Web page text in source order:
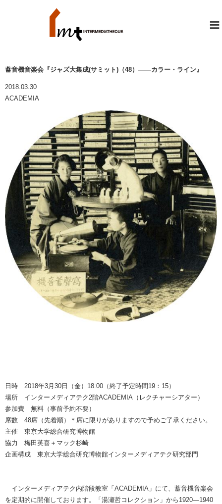
≡
蓄音機音楽会『ジャズ大集成(サミット)（48）――カラー・ライン』
2018.03.30
ACADEMIA
日時 2018年3月30日（金）18:00（終了予定時間19：15）
場所 インターメディアテク2階ACADEMIA（レクチャーシアター）
参加費 無料（事前予約不要）
席数 48席（先着順）＊席に限りがありますので予めご了承ください。
主催 東京大学総合研究博物館
協力 梅田英喜＋マック杉崎
企画構成 東京大学総合研究博物館インターメディアテク研究部門
インターメディアテク内階段教室「ACADEMIA」にて、蓄音機音楽会
を定期的に開催しております。「湯瀬哲コレクション」から1920—1940